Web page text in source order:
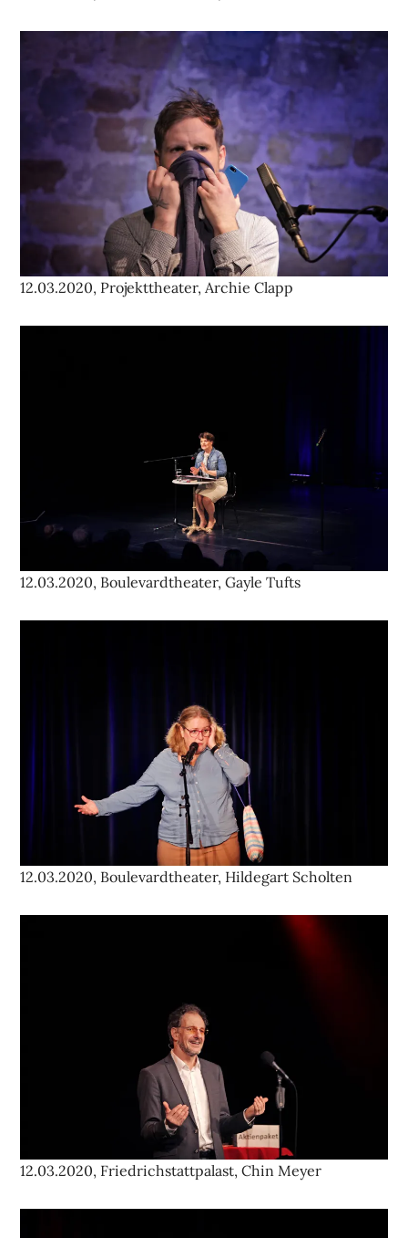
12.03.2020, Projekttheater, Archie Clapp
12.03.2020, Boulevardtheater, Gayle Tufts
12.03.2020, Boulevardtheater, Hildegart Scholten
12.03.2020, Friedrichstattpalast, Chin Meyer